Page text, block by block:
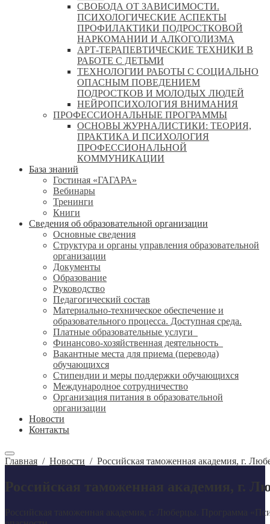
СВОБОДА ОТ ЗАВИСИМОСТИ.
ПСИХОЛОГИЧЕСКИЕ АСПЕКТЫ
ПРОФИЛАКТИКИ ПОДРОСТКОВОЙ
НАРКОМАНИИ И АЛКОГОЛИЗМА
АРТ-ТЕРАПЕВТИЧЕСКИЕ ТЕХНИКИ В
РАБОТЕ С ДЕТЬМИ
ТЕХНОЛОГИИ РАБОТЫ С СОЦИАЛЬНО
ОПАСНЫМ ПОВЕДЕНИЕМ
ПОДРОСТКОВ И МОЛОДЫХ ЛЮДЕЙ
НЕЙРОПСИХОЛОГИЯ ВНИМАНИЯ
ПРОФЕССИОНАЛЬНЫЕ ПРОГРАММЫ
ОСНОВЫ ЖУРНАЛИСТИКИ: ТЕОРИЯ,
ПРАКТИКА И ПСИХОЛОГИЯ
ПРОФЕССИОНАЛЬНОЙ
КОММУНИКАЦИИ
База знаний
Гостиная «ГАГАРА»
Вебинары
Тренинги
Книги
Сведения об образовательной организации
Основные сведения
Структура и органы управления образовательной
организации
Документы
Образование
Руководство
Педагогический состав
Материально-техническое обеспечение и
образовательного процесса. Доступная среда.
Платные образовательные услуги
Финансово-хозяйственная деятельность
Вакантные места для приема (перевода)
обучающихся
Стипендии и меры поддержки обучающихся
Международное сотрудничество
Организация питания в образовательной
организации
Новости
Контакты
Главная / Новости / Российская таможенная академия, г.
Российская таможенная академия, г.
Российская таможенная академия, г. Люберцы. Программа